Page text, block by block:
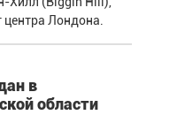
Лондона.
в
области